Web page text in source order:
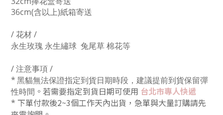
36cm(含以上)紙箱寄送
/ 花材 /
永生玫瑰 永生繡球 兔尾草 棉花等
/注意事項 /
*黑貓無法保證指定到貨日期時段，建議提前到貨保留彈
性時間 。若需要指定到貨日期可使用 台北市專人快遞
* 下單付款後2~3個工作天內出貨，急單與大量訂購請先